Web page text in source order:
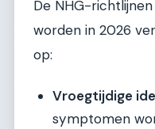
De NHG-
worden in 2026
op:
Vroegtijdige
symptomen